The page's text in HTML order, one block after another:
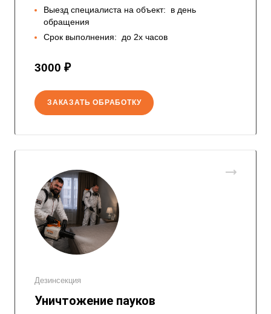
Выезд специалиста на объект:
в день
обращения
Срок выполнения:
до 2х часов
3000 ₽
ЗАКАЗАТЬ ОБРАБОТКУ
Дезинсекция
Уничтожение пауков